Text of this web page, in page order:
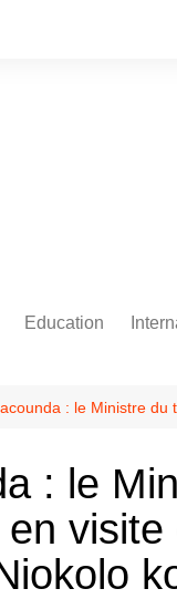
Education
: le Ministre du
: le